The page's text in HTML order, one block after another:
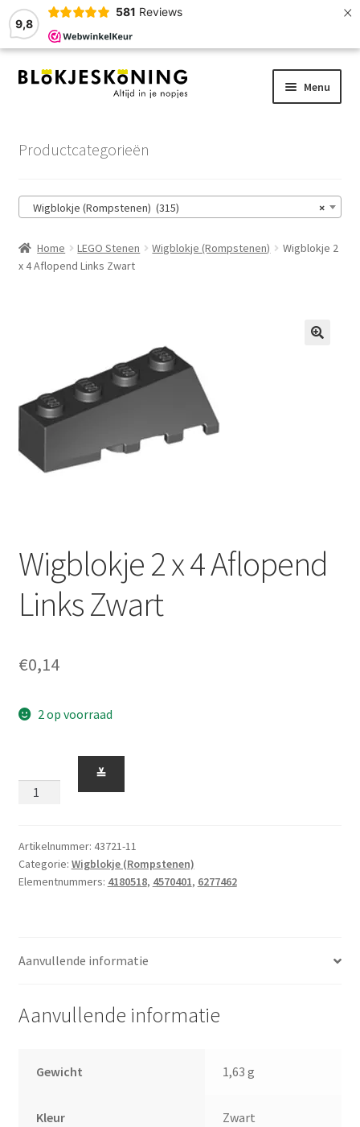
9,8
581 Reviews ×
Ga
Ga
Menu
Winkelmand
Afrekenen
Productcategorieën
×
Wigblokje (Rompstenen) (315)
Home LEGO Stenen Wigblokje (Rompstenen)
Wigblokje 2
x 4 Aflopend Links Zwart
Wigblokje 2 x 4 Aflopend
Links Zwart
€0,14
2 op voorraad
2
Aflopend
Links
Zwart
≚
Artikelnummer: 43721-11
Categorie: Wigblokje (Rompstenen)
Elementnummers: 4180518, 4570401, 6277462
Aanvullende informatie
Aanvullende informatie
Gewicht 1,63 g
Kleur Zwart